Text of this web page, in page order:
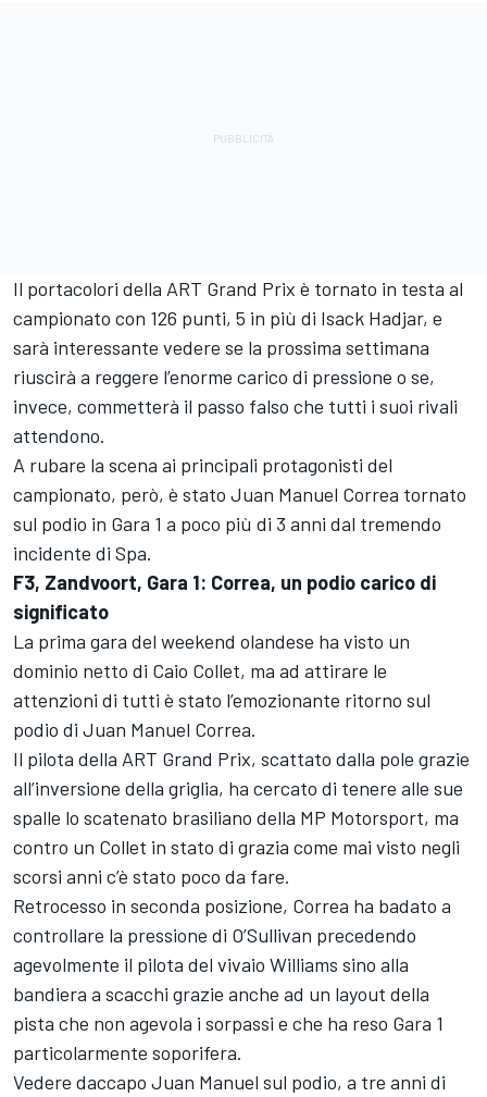
Il portacolori della ART Grand Prix è tornato in testa al
campionato con 126 punti, 5 in più di Isack Hadjar, e
sarà interessante vedere se la prossima settimana
riuscirà a reggere l’enorme carico di pressione o se,
invece, commetterà il passo falso che tutti i suoi rivali
attendono.
A rubare la scena ai principali protagonisti del
campionato, però, è stato Juan Manuel Correa tornato
sul podio in Gara 1 a poco più di 3 anni dal tremendo
incidente di Spa.
F3, Zandvoort, Gara 1: Correa, un podio carico di
significato
La prima gara del weekend olandese ha visto un
dominio netto di Caio Collet, ma ad attirare le
attenzioni di tutti è stato l’emozionante ritorno sul
podio di Juan Manuel Correa.
Il pilota della ART Grand Prix, scattato dalla pole grazie
all’inversione della griglia, ha cercato di tenere alle sue
spalle lo scatenato brasiliano della MP Motorsport, ma
contro un Collet in stato di grazia come mai visto negli
scorsi anni c’è stato poco da fare.
Retrocesso in seconda posizione, Correa ha badato a
controllare la pressione di O’Sullivan precedendo
agevolmente il pilota del vivaio Williams sino alla
bandiera a scacchi grazie anche ad un layout della
pista che non agevola i sorpassi e che ha reso Gara 1
particolarmente soporifera.
Vedere daccapo Juan Manuel sul podio, a tre anni di